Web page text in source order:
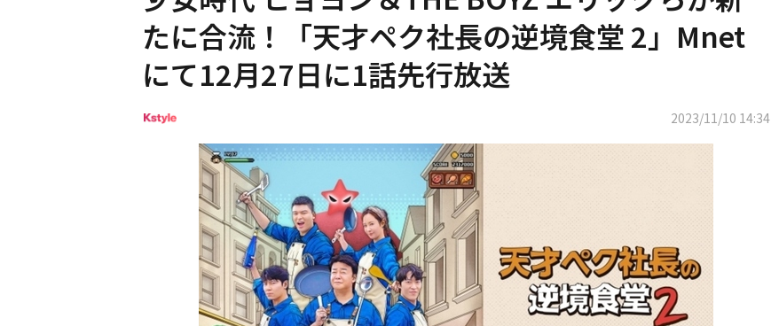
たに合流！「天才ペク社長の逆境食堂 2」Mnet
にて12月27日に1話先行放送
2023/11/10 14:34